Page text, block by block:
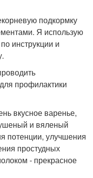
подкормку
Я использую
инструкции и
профилактики
вкусное варенье,
и вяленый
потенции, улучшения
простудных
- прекрасное